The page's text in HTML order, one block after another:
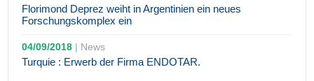
Florimond Deprez weiht in Argentinien ein neues
Forschungskomplex ein
04/09/2018 | News
Turquie : Erwerb der Firma ENDOTAR.